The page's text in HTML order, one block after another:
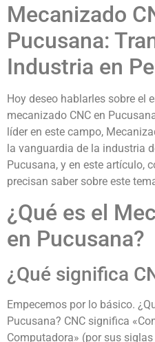
Mecanizado
Pucusana:
Industria en
Hoy deseo hablarles sobre el
mecanizado CNC en
líder en este campo,
la vanguardia de la industria
Pucusana, y en este artículo,
precisan saber sobre este
¿Qué es el
en Pucusana?
¿Qué significa
Empecemos por lo básico.
Pucusana? CNC significa
Computadora» (por sus